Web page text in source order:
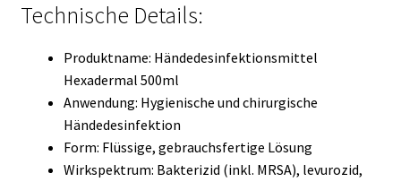
Technische Details:
Produktname: Händedesinfektionsmittel
Hexadermal 500ml
Anwendung: Hygienische und chirurgische
Händedesinfektion
Form: Flüssige, gebrauchsfertige Lösung
Wirkspektrum: Bakterizid (inkl. MRSA), levurozid,